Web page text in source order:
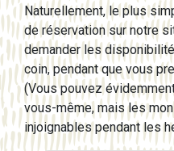
Naturellement, le plus
de réservation sur notre
demander les
coin, pendant que vous
(Vous pouvez
vous-même, mais les
injoignables pendant les